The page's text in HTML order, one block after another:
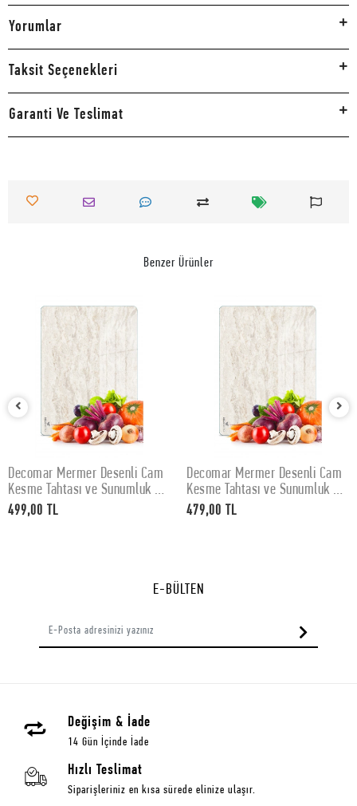
Yorumlar
Taksit Seçenekleri
Garanti Ve Teslimat
Benzer Ürünler
SEPETE EKLE
Decomar Mermer Desenli Cam
Kesme Tahtası ve Sunumluk 30
x 40 cm
499,00 TL
SEPETE EKLE
Decomar Mermer Desenli Cam
Kesme Tahtası ve Sunumluk 25
x 35 cm
479,00 TL
E-BÜLTEN
Değişim & İade
14 Gün İçinde İade
Hızlı Teslimat
Siparişleriniz en kısa sürede elinize ulaşır.